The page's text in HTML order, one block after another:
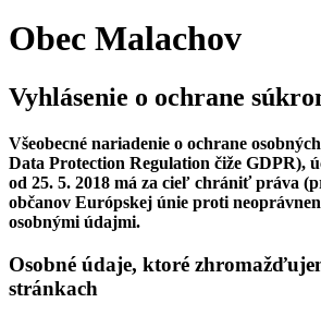
Obec Malachov
Vyhlásenie o ochrane
Všeobecné nariadenie o ochrane
Data Protection Regulation čiže GDPR),
od 25. 5. 2018 má za cieľ chrániť práva
občanov Európskej únie proti
osobnými údajmi.
Osobné údaje, ktoré
stránkach